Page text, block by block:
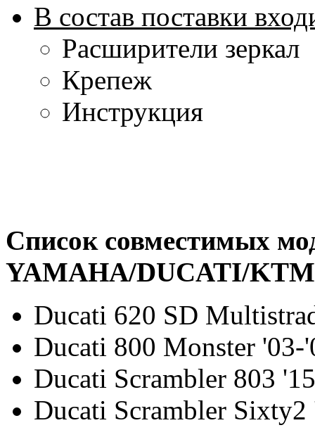
В состав поставки
Расширители зеркал
Крепеж
Инструкция
Список совместимых
YAMAHA/DUCATI/
Ducati 620 SD
Ducati 800 Monster '03-
Ducati Scrambler 803
Ducati Scrambler Sixty2